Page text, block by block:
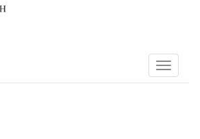
Toggle